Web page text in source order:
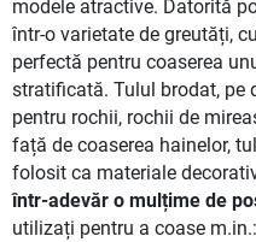
modele atractive. Datorită
într-o varietate de greutăți,
perfectă pentru coaserea
stratificată. Tulul brodat, pe
pentru rochii, rochii de
față de coaserea hainelor,
folosit ca materiale
într-adevăr o mulțime de
utilizați pentru a coase m.in.: